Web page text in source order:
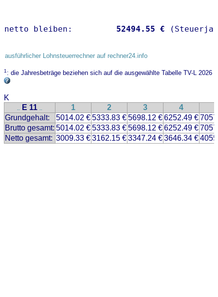
netto bleiben: 52494.55 €
ausführlicher Lohnsteuerrechner auf rechner24.info
1: die Jahresbeträge beziehen sich auf die ausgewählte Tabelle TV-L 2026
K
.. E 11 .. 1 2 3 4
Grundgehalt:
5014.02 €5333.83 €5698.12 €6252.49 €
Brutto gesamt: 5014.02 €5333.83 €5698.12 €6252.49 €
Netto gesamt: 3009.33 €3162.15 €3347.24 €3646.34 €